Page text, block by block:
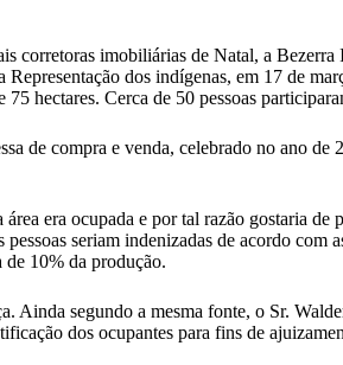
corretoras imobiliárias de Natal, a
dos indígenas, em 17 de
hectares. Cerca de 50 pessoas
de compra e venda, celebrado no ano
era ocupada e por tal razão gostaria
seriam indenizadas de acordo
de 10% da produção.
segundo a mesma fonte, o Sr.
dos ocupantes para fins de